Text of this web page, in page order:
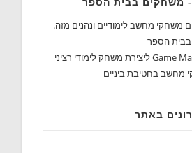
משחקי מחשב לימודיים ונהנים מזה.
הספר
מחשב בחטיבת ביניים
באתר